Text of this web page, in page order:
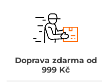
Doprava zdarma od
999 Kč